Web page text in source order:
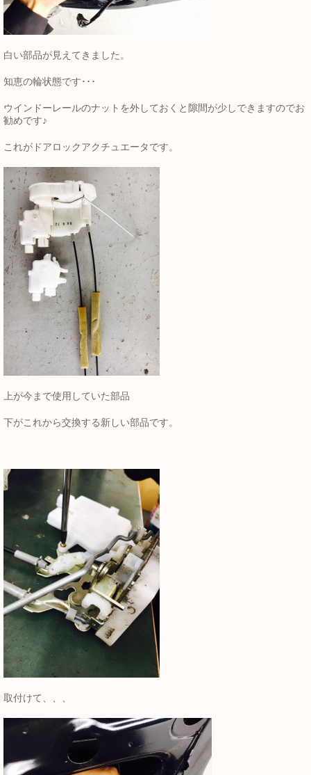
白い部品が見えてきました。
知恵の輪状態です･･･
ウインドーレールのナットを外しておくと隙間が少しできますのでお
勧めです♪
これがドアロックアクチュエータです。
上が今まで使用していた部品
下がこれから交換する新しい部品です。
取付けて、、、